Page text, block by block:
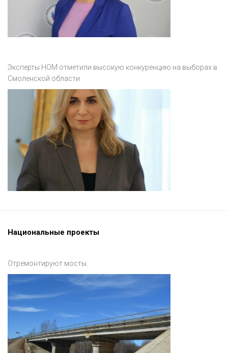
Эксперты НОМ отметили высокую конкуренцию на выборах в
Смоленской области
Национальные проекты
Отремонтируют мосты